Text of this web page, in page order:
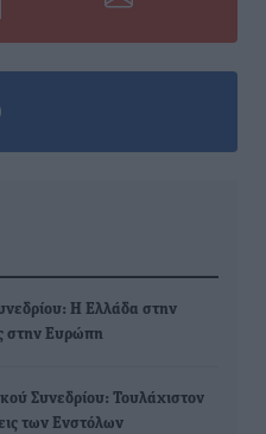
Η Ελλάδα στην
στην Ευρώπη
Συνεδρίου: Τουλάχιστον
των Ενστόλων